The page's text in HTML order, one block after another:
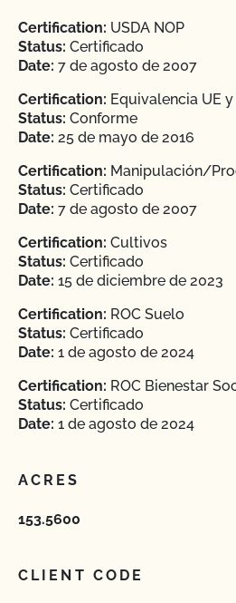
Certification: USDA NOP
Status: Certificado
Date: 7 de agosto de 2007
Certification: Equivalencia UE
Status: Conforme
Date: 25 de mayo de 2016
Certification: Manipulación/
Status: Certificado
Date: 7 de agosto de 2007
Certification: Cultivos
Status: Certificado
Date: 15 de diciembre de 2023
Certification: ROC Suelo
Status: Certificado
Date: 1 de agosto de 2024
Certification: ROC Bienestar
Status: Certificado
Date: 1 de agosto de 2024
ACRES
153.5600
CLIENT CODE